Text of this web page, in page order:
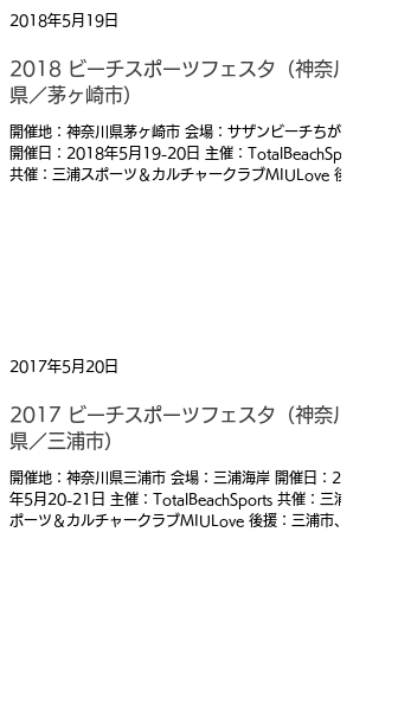
2018 ビーチスポーツフェスタ（神奈川
県／茅ヶ崎市）
開催地：神奈川県茅ヶ崎市 会場：サザンビーチちがさき
開催日：2018年5月19-20日 主催：TotalBeachSports
共催：三浦スポーツ＆カルチャークラブMIULove 後
2018年5月19日
2017 ビーチスポーツフェスタ（神奈川
県／三浦市）
開催地：神奈川県三浦市 会場：三浦海岸 開催日：2017
年5月20-21日 主催：TotalBeachSports 共催：三浦ス
ポーツ＆カルチャークラブMIULove 後援：三浦市、三
2017年5月20日